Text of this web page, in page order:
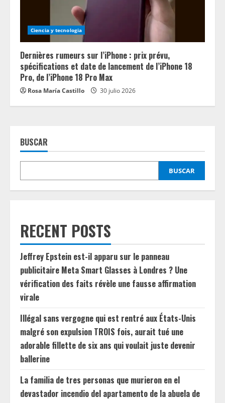
Ciencia y tecnologia
Dernières rumeurs sur l’iPhone : prix prévu,
spécifications et date de lancement de l’iPhone 18
Pro, de l’iPhone 18 Pro Max
Rosa María Castillo 30 julio 2026
BUSCAR
BUSCAR
RECENT POSTS
Jeffrey Epstein est-il apparu sur le panneau
publicitaire Meta Smart Glasses à Londres ? Une
vérification des faits révèle une fausse affirmation
virale
Illégal sans vergogne qui est rentré aux États-Unis
malgré son expulsion TROIS fois, aurait tué une
adorable fillette de six ans qui voulait juste devenir
ballerine
La familia de tres personas que murieron en el
devastador incendio del apartamento de la abuela de